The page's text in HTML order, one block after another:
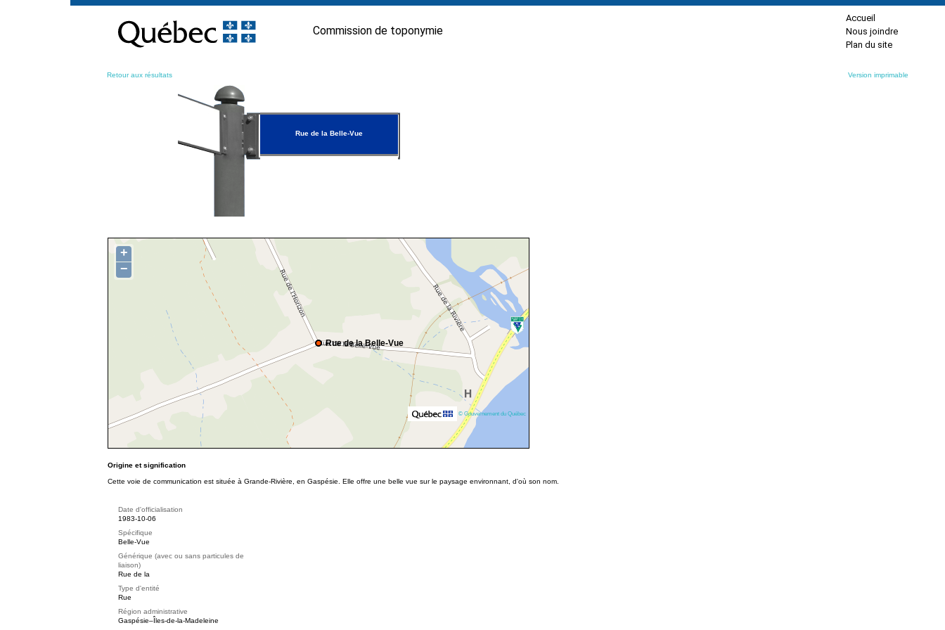
contenu
Commission de toponymie
Accueil
Nous joindre
Plan du site
Retour aux résultats Version imprimable
Rue de la Belle-Vue
Rue de la Belle-Vue
+
−
© Gouvernement du Québec
Origine et signification
Cette voie de communication est située à Grande-Rivière, en Gaspésie. Elle offre une belle vue sur le paysage environnant, d'où son nom.
Date d'officialisation
1983-10-06
Spécifique
Belle-Vue
Générique (avec ou sans particules de
liaison)
Rue de la
Type d'entité
Rue
Région administrative
Gaspésie–Îles-de-la-Madeleine